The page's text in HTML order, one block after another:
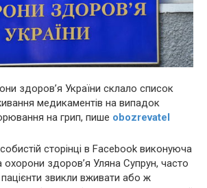
здоров’я України склало список
медикаментів на випадок
на грип, пише obozrevatel
сторінці в Facebook виконуюча
охорони здоров’я Уляна Супрун, часто
пацієнти звикли вживати або ж